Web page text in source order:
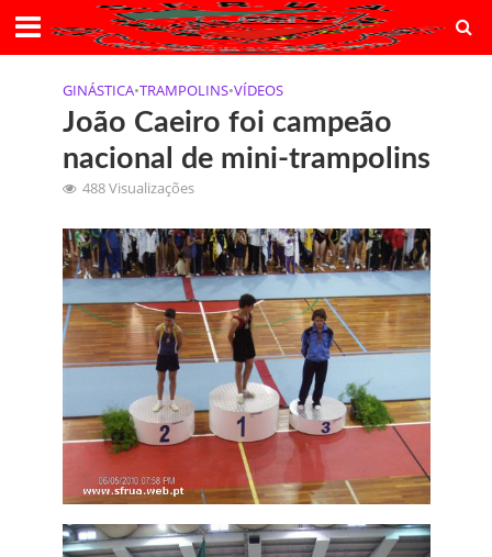
GINÁSTICA•TRAMPOLINS•VÍDEOS
João Caeiro foi campeão
nacional de mini-trampolins
488 Visualizações